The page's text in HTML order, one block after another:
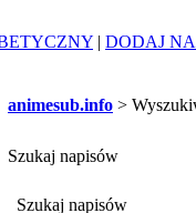
| DODAJ
animesub.info >
Szukaj napisów
Szukaj napisów